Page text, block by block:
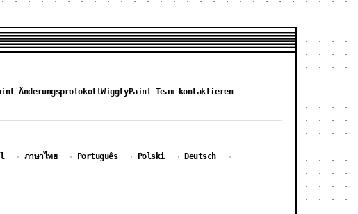
ÄnderungsprotokollWigglyPaint Team kontaktieren
· ภาษาไทย · Português · Polski · Deutsch ·